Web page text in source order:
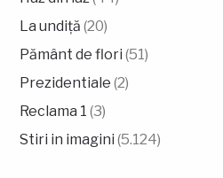
La undiță (20)
Pământ de flori (51)
Prezidentiale (2)
Reclama 1 (3)
Stiri in imagini (5.124)